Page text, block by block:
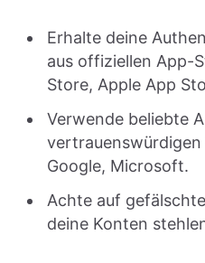
Erhalte deine
aus offiziellen App-
Store, Apple App
Verwende beliebte
Google, Microsoft.
Achte auf
deine Konten